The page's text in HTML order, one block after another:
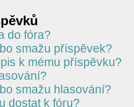
do fóra?
smažu příspěvek?
k mému příspěvku?
smažu hlasování?
dostat k fóru?